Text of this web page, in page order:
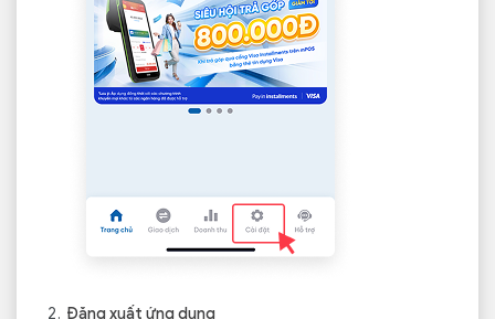
Đăng xuất ứng dụng